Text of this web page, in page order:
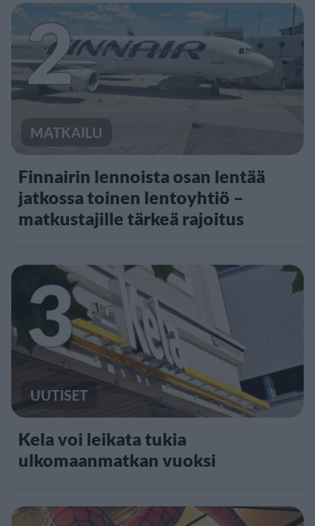
2
MATKAILU
Finnairin lennoista osan lentää
jatkossa toinen lentoyhtiö –
matkustajille tärkeä rajoitus
3
UUTISET
Kela voi leikata tukia
ulkomaanmatkan vuoksi